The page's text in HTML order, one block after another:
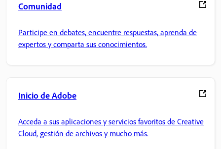
Comunidad
Participe en debates, encuentre respuestas, aprenda de
expertos y comparta sus conocimientos.
Inicio de Adobe
Acceda a sus aplicaciones y servicios favoritos de Creative
Cloud, gestión de archivos y mucho más.